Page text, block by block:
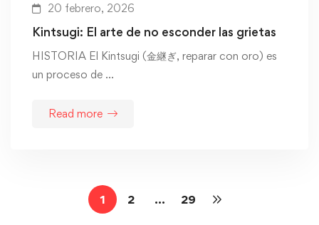
20 febrero, 2026
Kintsugi: El arte de no esconder las grietas
HISTORIA El Kintsugi (金継ぎ, reparar con oro) es
un proceso de …
Read more
1 2 … 29